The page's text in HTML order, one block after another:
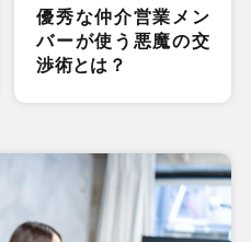
優秀な仲介営業メン
バーが使う悪魔の交
渉術とは？